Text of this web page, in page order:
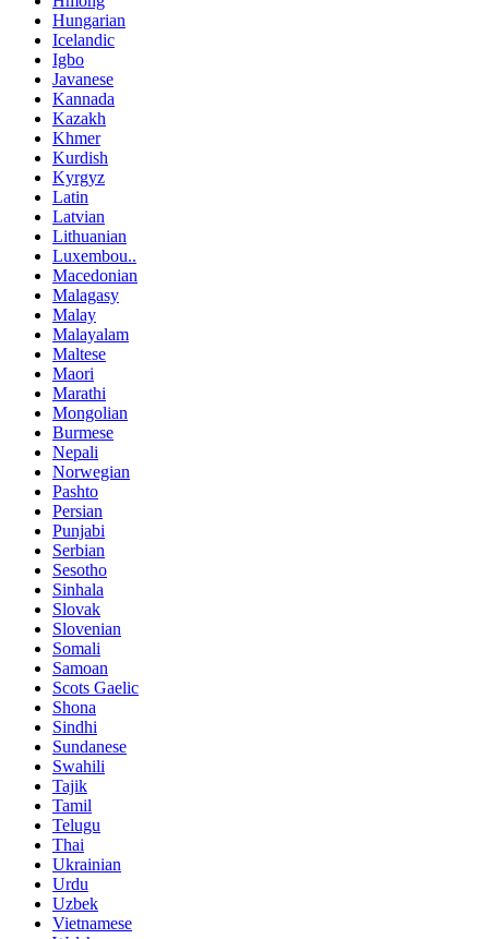
Hungarian
Icelandic
Igbo
Javanese
Kannada
Kazakh
Khmer
Kurdish
Kyrgyz
Latin
Latvian
Lithuanian
Luxembou..
Macedonian
Malagasy
Malay
Malayalam
Maltese
Maori
Marathi
Mongolian
Burmese
Nepali
Norwegian
Pashto
Persian
Punjabi
Serbian
Sesotho
Sinhala
Slovak
Slovenian
Somali
Samoan
Scots Gaelic
Shona
Sindhi
Sundanese
Swahili
Tajik
Tamil
Telugu
Thai
Ukrainian
Urdu
Uzbek
Vietnamese